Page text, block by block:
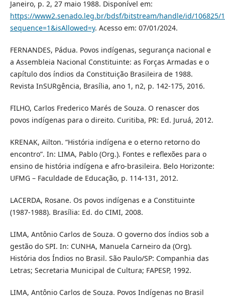
Janeiro, p. 2, 27 maio 1988. Disponível em:
https://www2.senado.leg.br/bdsf/bitstream/handle/id/106825/
sequence=1&isAllowed=y. Acesso em: 07/01/2024.
FERNANDES, Pádua. Povos indígenas, segurança nacional e
a Assembleia Nacional Constituinte: as Forças Armadas e o
capítulo dos índios da Constituição Brasileira de 1988.
Revista InSURgência, Brasília, ano 1, n2, p. 142-175, 2016.
FILHO, Carlos Frederico Marés de Souza. O renascer dos
povos indígenas para o direito. Curitiba, PR: Ed. Juruá, 2012.
KRENAK, Ailton. “História indígena e o eterno retorno do
encontro”. In: LIMA, Pablo (Org.). Fontes e reflexões para o
ensino de história indígena e afro-brasileira. Belo Horizonte:
UFMG – Faculdade de Educação, p. 114-131, 2012.
LACERDA, Rosane. Os povos indígenas e a Constituinte
(1987-1988). Brasília: Ed. do CIMI, 2008.
LIMA, Antônio Carlos de Souza. O governo dos índios sob a
gestão do SPI. In: CUNHA, Manuela Carneiro da (Org).
História dos Índios no Brasil. São Paulo/SP: Companhia das
Letras; Secretaria Municipal de Cultura; FAPESP, 1992.
LIMA, Antônio Carlos de Souza. Povos Indígenas no Brasil